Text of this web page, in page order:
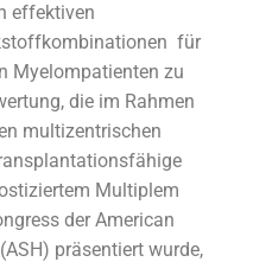
effektiven
für
Myelompatienten zu
die im Rahmen
multizentrischen
Multiplem
der American
präsentiert wurde,